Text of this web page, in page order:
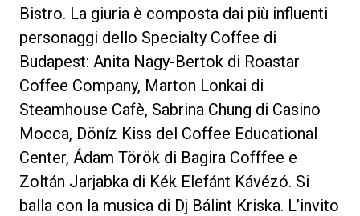
Bistro. La giuria è composta dai più influenti
personaggi dello Specialty Coffee di
Budapest: Anita Nagy-Bertok di Roastar
Coffee Company, Marton Lonkai di
Steamhouse Cafè, Sabrina Chung di Casino
Mocca, Döníz Kiss del Coffee Educational
Center, Ádam Török di Bagira Cofffee e
Zoltán Jarjabka di Kék Elefánt Kávézó. Si
balla con la musica di Dj Bálint Kriska. L’invito
Privacy Policy